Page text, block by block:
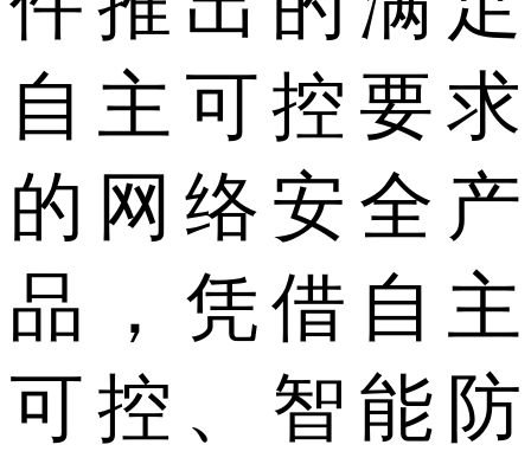
自主可控要求
的网络安全产
品，凭借自主
可控、智能防